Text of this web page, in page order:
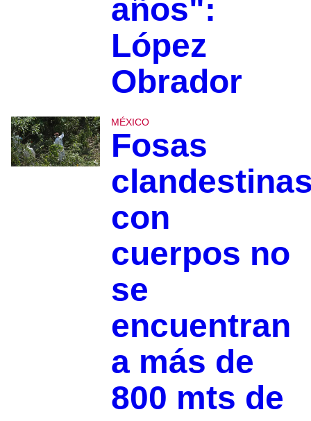
años":
López
Obrador
MÉXICO
Fosas
con
cuerpos no
se
encuentran
a más de
800 mts de